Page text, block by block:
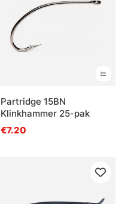
Partridge 15BN
Klinkhammer 25-pak
€7.20